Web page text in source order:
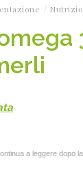
a leggere dopo